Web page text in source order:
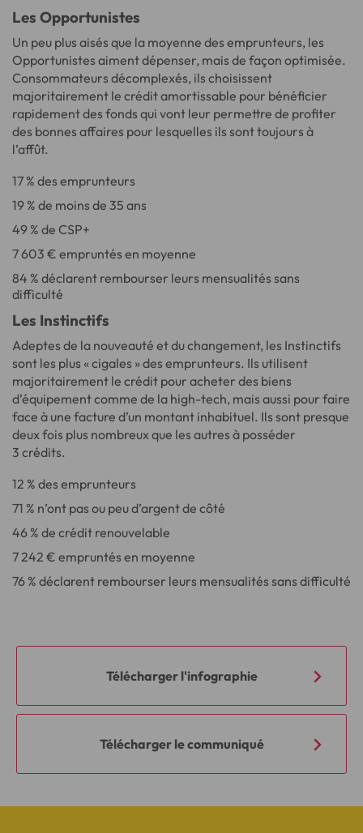
Les Opportunistes
Un peu plus aisés que la moyenne des emprunteurs, les
Opportunistes aiment dépenser, mais de façon optimisée.
Consommateurs décomplexés, ils choisissent
majoritairement le crédit amortissable pour bénéficier
rapidement des fonds qui vont leur permettre de profiter
des bonnes affaires pour lesquelles ils sont toujours à
l’affût.
17 % des emprunteurs
19 % de moins de 35 ans
49 % de CSP+
7 603 € empruntés en moyenne
84 % déclarent rembourser leurs mensualités sans
difficulté
Les Instinctifs
Adeptes de la nouveauté et du changement, les Instinctifs
sont les plus « cigales » des emprunteurs. Ils utilisent
majoritairement le crédit pour acheter des biens
d’équipement comme de la high-tech, mais aussi pour faire
face à une facture d’un montant inhabituel. Ils sont presque
deux fois plus nombreux que les autres à posséder
3 crédits.
12 % des emprunteurs
71 % n’ont pas ou peu d’argent de côté
46 % de crédit renouvelable
7 242 € empruntés en moyenne
76 % déclarent rembourser leurs mensualités sans difficulté
Télécharger l'infographie
Télécharger le communiqué